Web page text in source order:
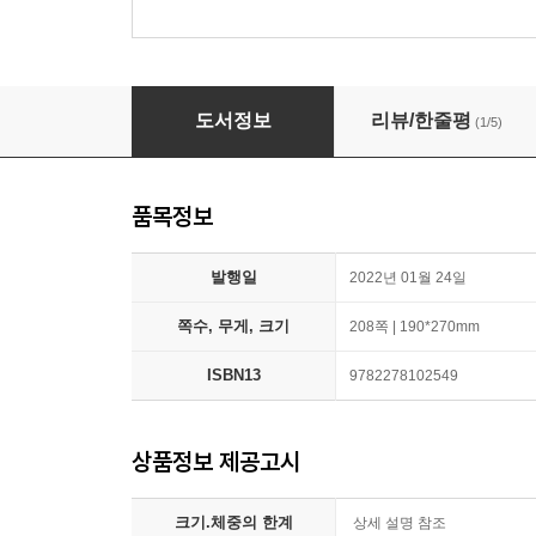
Le DELF 100% reussite
도서정보 리뷰/한줄평 (1/5)
품목정보
발행일 2022년 01월 24일
쪽수, 무게, 크기 208쪽 | 190*270mm
ISBN13 9782278102549
상품정보 제공고시
크기.체중의 한계 상세 설명 참조